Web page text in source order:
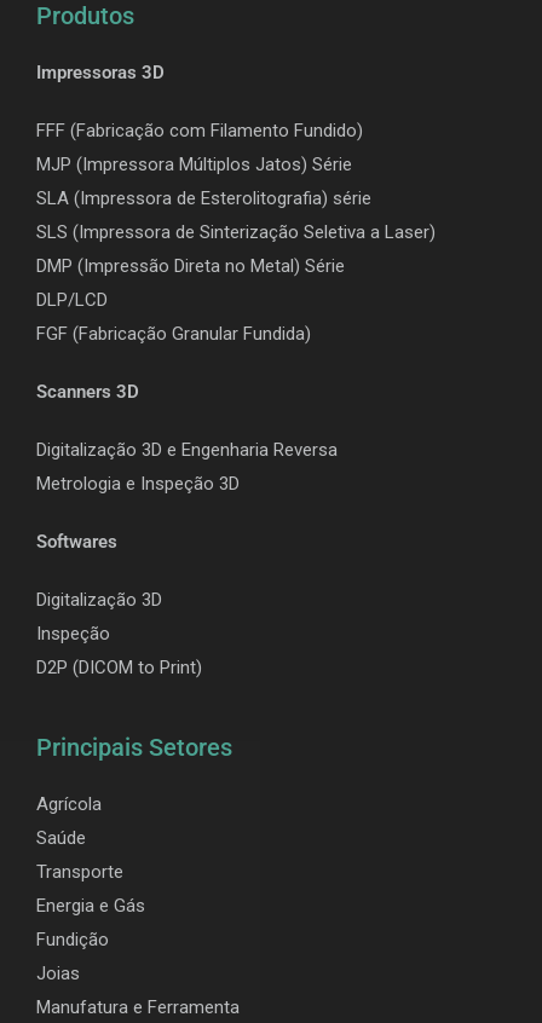
Produtos
Impressoras 3D
FFF (Fabricação com Filamento Fundido)
MJP (Impressora Múltiplos Jatos) Série
SLA (Impressora de Esterolitografia) série
SLS (Impressora de Sinterização Seletiva a Laser)
DMP (Impressão Direta no Metal) Série
DLP/LCD
FGF (Fabricação Granular Fundida)
Scanners 3D
Digitalização 3D e Engenharia Reversa
Metrologia e Inspeção 3D
Softwares
Digitalização 3D
Inspeção
D2P (DICOM to Print)
Principais Setores
Agrícola
Saúde
Transporte
Energia e Gás
Fundição
Joias
Manufatura e Ferramenta